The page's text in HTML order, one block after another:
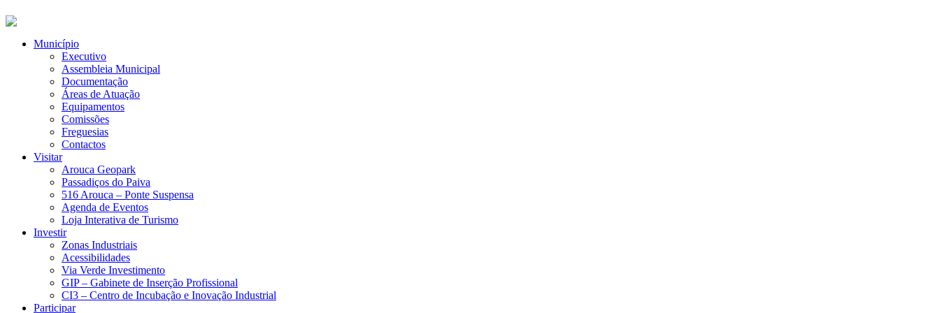
Município
Executivo
Assembleia Municipal
Documentação
Áreas de Atuação
Equipamentos
Comissões
Freguesias
Contactos
Visitar
Arouca Geopark
Passadiços do Paiva
516 Arouca – Ponte Suspensa
Agenda de Eventos
Loja Interativa de Turismo
Investir
Zonas Industriais
Acessibilidades
Via Verde Investimento
GIP – Gabinete de Inserção Profissional
CI3 – Centro de Incubação e Inovação Industrial
Participar